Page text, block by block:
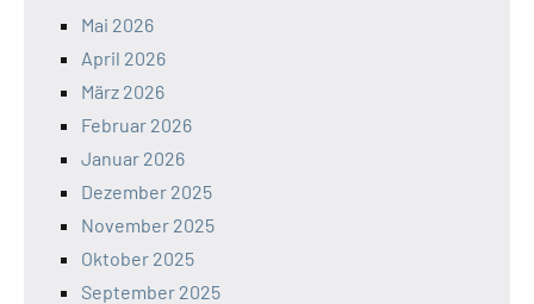
Mai 2026
April 2026
März 2026
Februar 2026
Januar 2026
Dezember 2025
November 2025
Oktober 2025
September 2025